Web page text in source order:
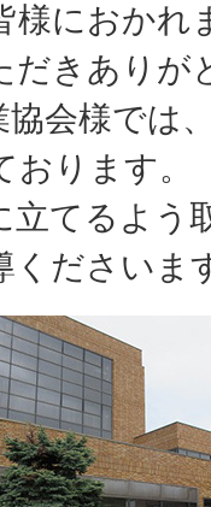
様におかれ
だきありが
協会様では
ります。
立てるよう
くださいま